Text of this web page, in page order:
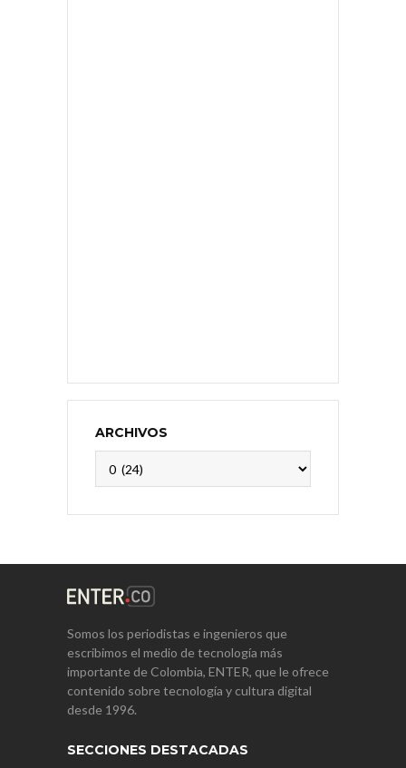
ARCHIVOS
Somos los periodistas e ingenieros que
escribimos el medio de tecnología más
importante de Colombia, ENTER, que le ofrece
contenido sobre tecnología y cultura digital
desde 1996.
SECCIONES DESTACADAS